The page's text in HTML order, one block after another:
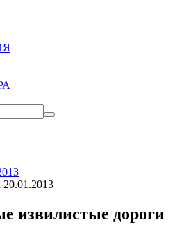
20.01.2013
извилистые дороги